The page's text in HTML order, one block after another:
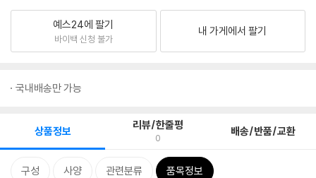
예스24에 팔기
바이백 신청 불가
내 가게에서 팔기
국내배송만 가능
상품정보 리뷰/한줄평
0 배송/반품/교환
구성 사양 관련분류 품목정보